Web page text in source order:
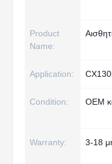
Product
Name:
Application:
Condition: OEM
Warranty: 3-18